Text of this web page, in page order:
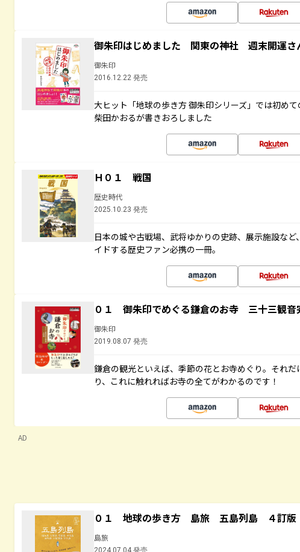
御朱印はじめました 関東の神社 週末開運さ
御朱印
2016.12.22 発売
大ヒット「地球の歩き方 御朱印シリーズ」では初め
柴田かおるが書きおろしました
Ｈ０１ 戦国
歴史時代
2025.10.23 発売
日本の城や古戦場、武将ゆかりの史跡、展示施設な
イドする歴史ファン必携の一冊。
０１ 御朱印でめぐる鎌倉のお寺 三十三観
御朱印
2019.08.07 発売
鎌倉の観光といえば、季節の花とお寺めぐり。それ
り、これに触れればお寺の全てがわかるのです！
AD
０１ 地球の歩き方 島旅 五島列島 ４訂版
島旅
2024.07.04 発売